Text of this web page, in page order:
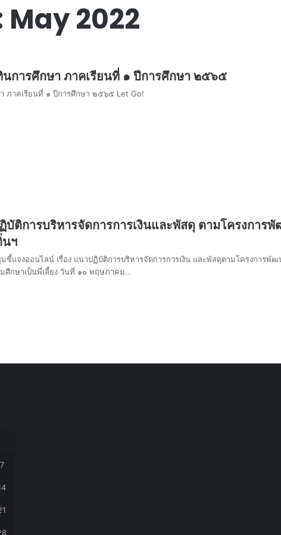
May 2022
การศึกษา ภาคเรียนที่ ๑ ปีการศึกษา ๒๕๖๕
ภาคเรียนที่ ๑ ปีการศึกษา ๒๕๖๕ Let Go!
ติการบริหารจัดการการเงินและพัสดุ ตามโครงกา
ฯ
ชี้แจงออนไลน์ เรื่อง แนวปฏิบัติการบริหารจัดการการเงิน และพัสดุตามโครงการพั
กษาเป็นพี่เลี้ยง วันที่ ๑๐ พฤษภาคม…
7